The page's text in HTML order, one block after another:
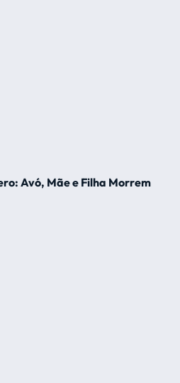
Avó, Mãe e Filha Morrem